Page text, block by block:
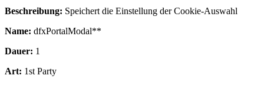
Beschreibung: Speichert die Einstellung der Cookie-Auswahl
Name: dfxPortalModal**
Dauer: 1
Art: 1st Party